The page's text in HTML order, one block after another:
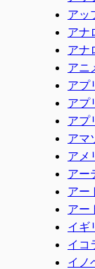
アッ
アナ
アナ
アニ
アプ
アプ
アプ
アマ
アメ
アー
アー
アー
イギ
イコ
イノ